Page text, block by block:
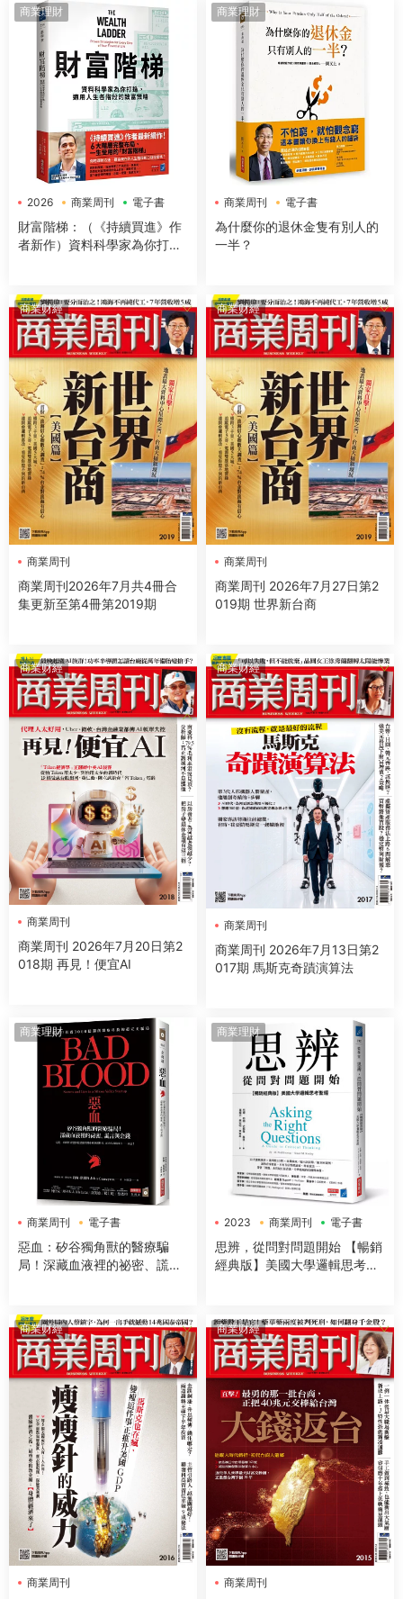
商業理財
2026 商業周刊 電子書
財富階梯：（《持續買進》作
者新作）資料科學家為你打
商業理財
商業周刊 電子書
為什麼你的退休金隻有別人的
一半？
商業财經
商業周刊
商業周刊2026年7月共4冊合
集更新至第4冊第2019期
商業财經
商業周刊
商業周刊 2026年7月27日第2
019期 世界新台商
商業财經
商業周刊
商業周刊 2026年7月20日第2
018期 再見！便宜AI
商業财經
商業周刊
商業周刊 2026年7月13日第2
017期 馬斯克奇蹟演算法
商業理財
商業周刊 電子書
惡血：矽谷獨角獸的醫療騙
局！深藏血液裡的祕密、謊言
商業理財
2023 商業周刊 電子書
思辨，從問對問題開始 【暢銷
經典版】美國大學邏輯思考聖
商業财經
商業周刊
商業财經
商業周刊